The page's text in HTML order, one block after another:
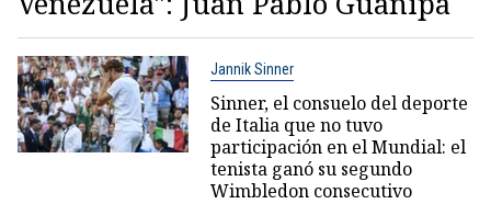
Jannik Sinner
Sinner, el consuelo del deporte
de Italia que no tuvo
participación en el Mundial: el
tenista ganó su segundo
Wimbledon consecutivo